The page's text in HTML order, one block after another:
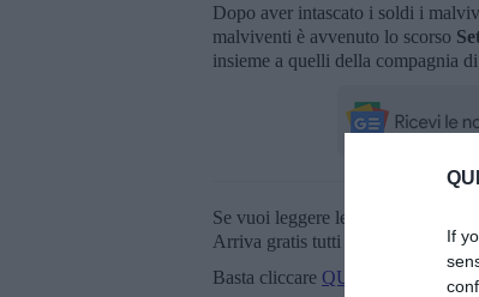
If
Dopo aver intascato i soldi i
malviventi è avvenuto lo scorso
insieme a quelli della compagnia
Se vuoi leggere le notizie
Arriva gratis tutti i giorni alle
Basta cliccare QUI